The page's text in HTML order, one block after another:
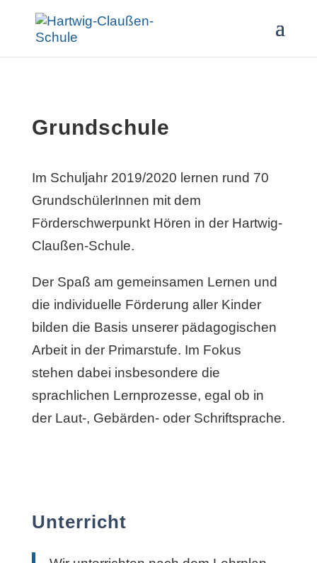
Grundschule
Im Schuljahr 2019/2020 lernen rund 70
GrundschülerInnen mit dem
Förderschwerpunkt Hören in der Hartwig-
Claußen-Schule.
Der Spaß am gemeinsamen Lernen und
die individuelle Förderung aller Kinder
bilden die Basis unserer pädagogischen
Arbeit in der Primarstufe. Im Fokus
stehen dabei insbesondere die
sprachlichen Lernprozesse, egal ob in
der Laut-, Gebärden- oder Schriftsprache.
Unterricht